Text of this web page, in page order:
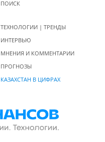
ПОИСК
ТЕХНОЛОГИИ | ТРЕНДЫ
ИНТЕРВЬЮ
МНЕНИЯ И КОММЕНТАРИИ
ПРОГНОЗЫ
КАЗАХСТАН В ЦИФРАХ